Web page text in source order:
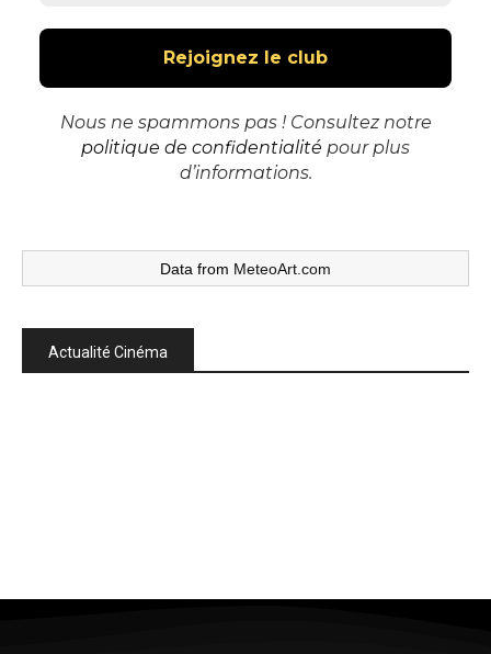
Nous ne spammons pas ! Consultez notre
politique de confidentialité pour plus
d’informations.
Data from MeteoArt.com
Actualité Cinéma